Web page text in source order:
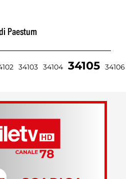
Paestum
34103 34104 34105 34106